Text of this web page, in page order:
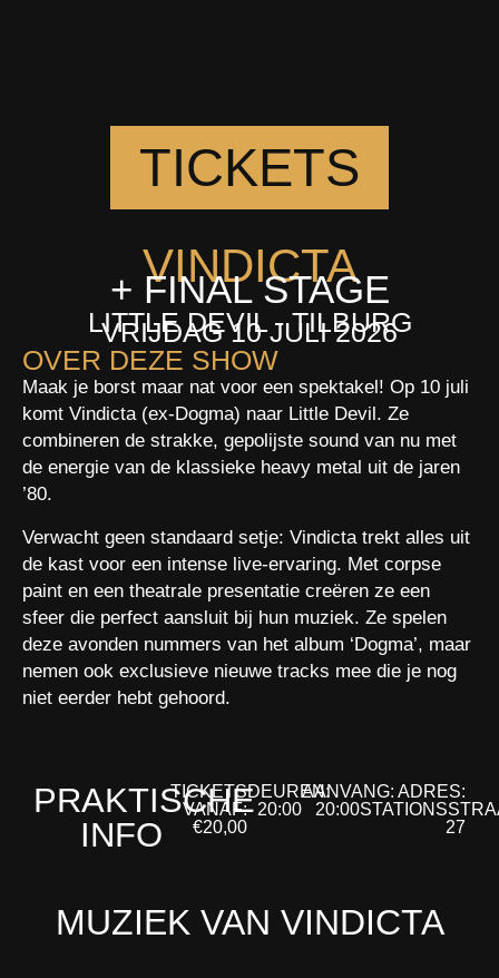
VINDICTA
+ FINAL STAGE
LITTLE DEVIL - TILBURG
VRIJDAG 10 JULI 2026
OVER DEZE SHOW
Maak je borst maar nat voor een spektakel! Op 10 juli
komt Vindicta (ex-Dogma) naar Little Devil. Ze
combineren de strakke, gepolijste sound van nu met
de energie van de klassieke heavy metal uit de jaren
’80.
Verwacht geen standaard setje: Vindicta trekt alles uit
de kast voor een intense live-ervaring. Met corpse
paint en een theatrale presentatie creëren ze een
sfeer die perfect aansluit bij hun muziek. Ze spelen
deze avonden nummers van het album ‘Dogma’, maar
nemen ook exclusieve nieuwe tracks mee die je nog
niet eerder hebt gehoord.
TICKETS
PRAKTISCHE
INFO
TICKETS
VANAF:
€20,00
DEUREN:
20:00
AANVANG:
20:00
ADRES:
27
MUZIEK VAN VINDICTA